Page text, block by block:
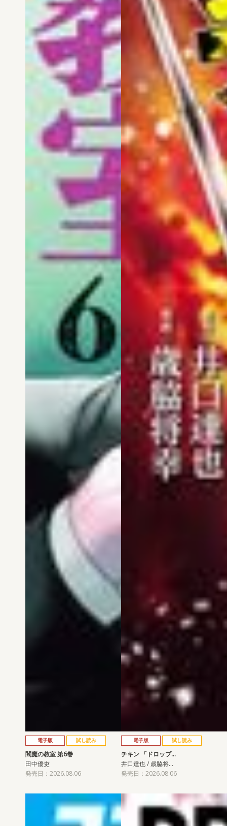
電子版 試し読み
閻魔の教室 第6巻
田中優吏
発売日：2026.08.06
電子版 試し読み
チキン 「ドロップ…
井口達也 / 歳脇将…
発売日：2026.08.06